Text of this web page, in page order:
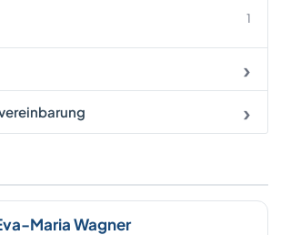
1
Maria Wagner